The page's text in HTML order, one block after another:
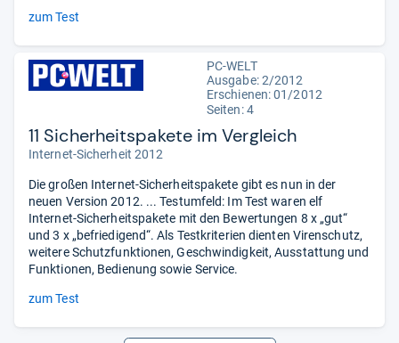
zum Test
PC-WELT
Ausgabe: 2/2012
Erschienen: 01/2012
Seiten: 4
11 Sicherheitspakete im Vergleich
Internet-Sicherheit 2012
Die großen Internet-Sicherheitspakete gibt es nun in der
neuen Version 2012. ... Testumfeld: Im Test waren elf
Internet-Sicherheitspakete mit den Bewertungen 8 x „gut“
und 3 x „befriedigend“. Als Testkriterien dienten Virenschutz,
weitere Schutzfunktionen, Geschwindigkeit, Ausstattung und
Funktionen, Bedienung sowie Service.
zum Test